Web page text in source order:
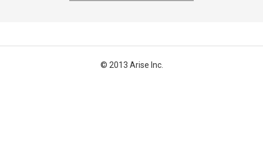
© 2013 Arise Inc.